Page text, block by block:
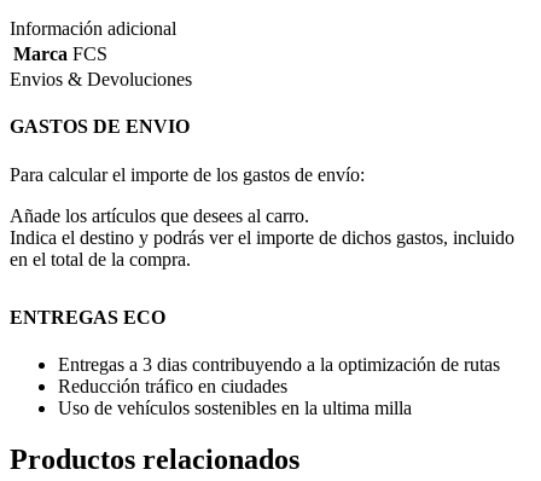
Información adicional
Marca FCS
Envios & Devoluciones
GASTOS DE ENVIO
Para calcular el importe de los gastos de envío:
Añade los artículos que desees al carro.
Indica el destino y podrás ver el importe de dichos gastos, incluido
en el total de la compra.
ENTREGAS ECO
Entregas a 3 dias contribuyendo a la optimización de rutas
Reducción tráfico en ciudades
Uso de vehículos sostenibles en la ultima milla
Productos relacionados